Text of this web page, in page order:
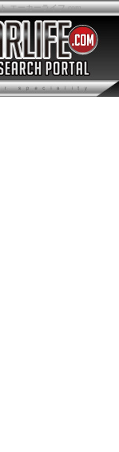
エーカーライフ.com